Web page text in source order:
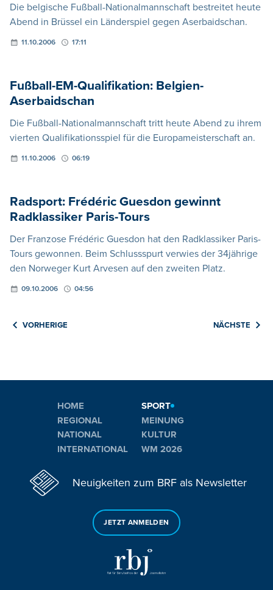
Die belgische Fußball-Nationalmannschaft bestreitet heute
Abend in Brüssel ein Länderspiel gegen Aserbaidschan.
11.10.2006 17:11
Fußball-EM-Qualifikation: Belgien-
Aserbaidschan
Die Fußball-Nationalmannschaft tritt heute Abend zu ihrem
vierten Qualifikationsspiel für die Europameisterschaft an.
11.10.2006 06:19
Radsport: Frédéric Guesdon gewinnt
Radklassiker Paris-Tours
Der Franzose Frédéric Guesdon hat den Radklassiker Paris-
Tours gewonnen. Beim Schlussspurt verwies der 34jährige
den Norweger Kurt Arvesen auf den zweiten Platz.
09.10.2006 04:56
VORHERIGE NÄCHSTE
HOME
REGIONAL
NATIONAL
INTERNATIONAL
SPORT
MEINUNG
KULTUR
WM 2026
Neuigkeiten zum BRF als Newsletter
JETZT ANMELDEN